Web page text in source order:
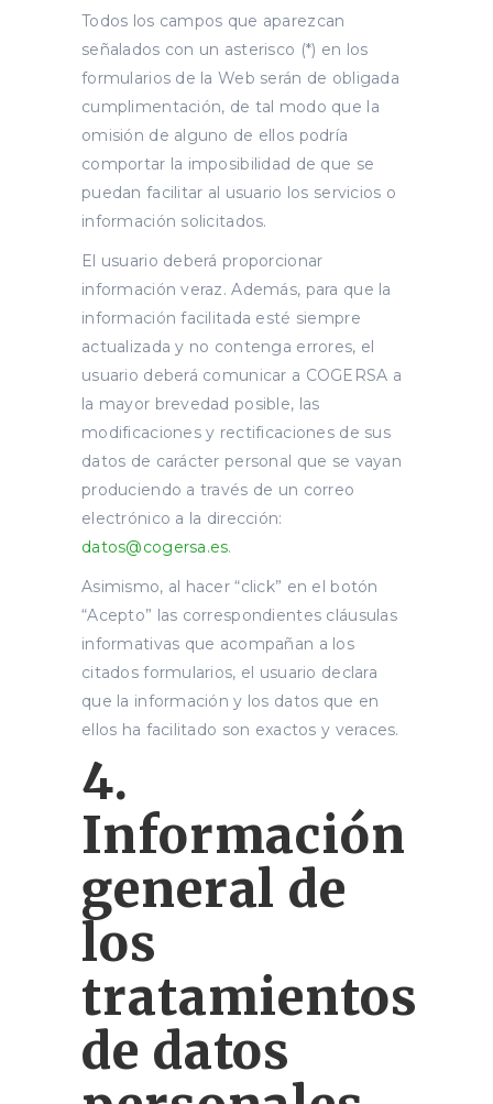
Todos los campos que aparezcan
señalados con un asterisco (*) en los
formularios de la Web serán de obligada
cumplimentación, de tal modo que la
omisión de alguno de ellos podría
comportar la imposibilidad de que se
puedan facilitar al usuario los servicios o
información solicitados.
El usuario deberá proporcionar
información veraz. Además, para que la
información facilitada esté siempre
actualizada y no contenga errores, el
usuario deberá comunicar a COGERSA a
la mayor brevedad posible, las
modificaciones y rectificaciones de sus
datos de carácter personal que se vayan
produciendo a través de un correo
electrónico a la dirección:
datos@cogersa.es.
Asimismo, al hacer “click” en el botón
“Acepto” las correspondientes cláusulas
informativas que acompañan a los
citados formularios, el usuario declara
que la información y los datos que en
ellos ha facilitado son exactos y veraces.
4.
Información
general de
los
tratamientos
de datos